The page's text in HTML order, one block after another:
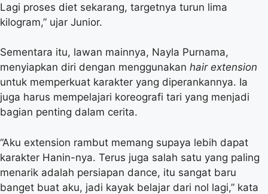
Lagi proses diet sekarang, targetnya turun lima
kilogram,” ujar Junior.
Sementara itu, lawan mainnya, Nayla Purnama,
menyiapkan diri dengan menggunakan hair extension
untuk memperkuat karakter yang diperankannya. Ia
juga harus mempelajari koreografi tari yang menjadi
bagian penting dalam cerita.
“Aku extension rambut memang supaya lebih dapat
karakter Hanin-nya. Terus juga salah satu yang paling
menarik adalah persiapan dance, itu sangat baru
banget buat aku, jadi kayak belajar dari nol lagi,” kata